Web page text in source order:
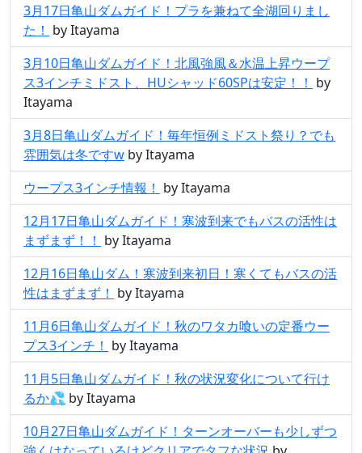
3月17日亀山ダムガイド！プラを兼ねて全湖回りまし
た！ by Itayama
3月10日亀山ダムガイド！北風強風＆水温上昇ウープ
ス3インチミドスト、HUシャッド60SPは安定！！ by
Itayama
3月8日亀山ダムガイド！毎年恒例ミドスト祭り？でも
雰囲気は冬ですw by Itayama
ウープス3インチ情報！ by Itayama
12月17日亀山ダムガイド！寒波到来でもバスの活性は
まずまず！！ by Itayama
12月16日亀山ダム！寒波到来初日！寒くてもバスの活
性はまずまず！ by Itayama
11月6日亀山ダムガイド！秋のワタカ喰いの定番ウー
プス3インチ！ by Itayama
11月5日亀山ダムガイド！秋の状況変化について行け
るか💦 by Itayama
10月27日亀山ダムガイド！ターンオーバーも少しずつ